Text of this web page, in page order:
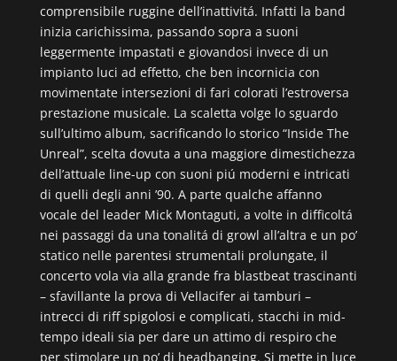
comprensibile ruggine dell’inattivitá. Infatti la band
inizia carichissima, passando sopra a suoni
leggermente impastati e giovandosi invece di un
impianto luci ad effetto, che ben incornicia con
movimentate intersezioni di fari colorati l’estroversa
prestazione musicale. La scaletta volge lo sguardo
sull’ultimo album, sacrificando lo storico “Inside The
Unreal”, scelta dovuta a una maggiore dimestichezza
dell’attuale line-up con suoni piú moderni e intricati
di quelli degli anni ’90. A parte qualche affanno
vocale del leader Mick Montaguti, a volte in difficoltá
nei passaggi da una tonalitá di growl all’altra e un po’
statico nelle parentesi strumentali prolungate, il
concerto vola via alla grande fra blastbeat trascinanti
– sfavillante la prova di Vellacifer ai tamburi –
intrecci di riff spigolosi e complicati, stacchi in mid-
tempo ideali sia per dare un attimo di respiro che
per stimolare un po’ di headbanging. Si mette in luce